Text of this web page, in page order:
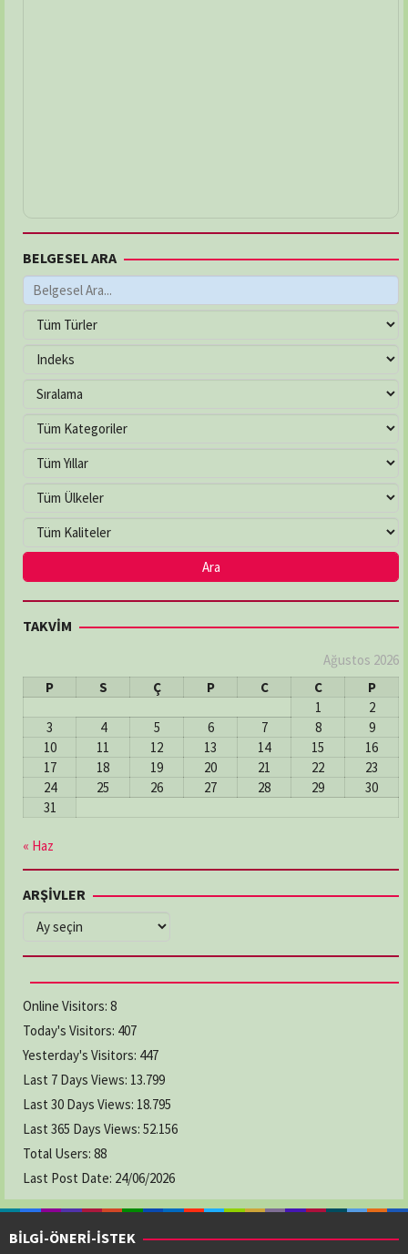
BELGESEL ARA
TAKVİM
Ağustos 2026
P
S Ç P C C
P
1
2
3
4 5 6 7 8
9
10
11 12 13 14 15
16
17
18 19 20 21 22
23
24
25 26 27 28 29
30
31
« Haz
ARŞİVLER
ARŞİVLER
Online Visitors: 8
Today's Visitors: 407
Yesterday's Visitors: 447
Last 7 Days Views: 13.799
Last 30 Days Views: 18.795
Last 365 Days Views: 52.156
Total Users: 88
Last Post Date: 24/06/2026
BİLGİ-ÖNERİ-İSTEK